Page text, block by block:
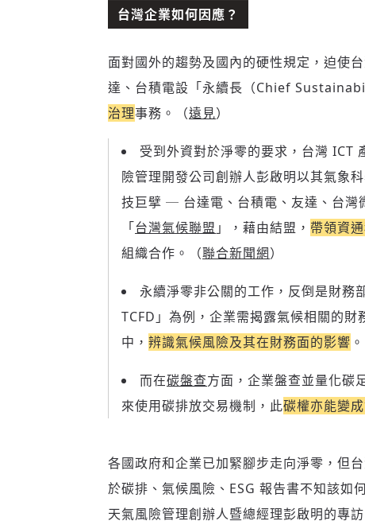
台灣企業如何因應？
面對國外的趨勢及國內的硬性規定，迫使
達、台積電設「永續長（Chief
治理事務。（遠見）
受到外資對於淨零的要求，台灣 ICT
險管理開發公司創辦人彭啟明以其氣象
技巨擘 ─ 台達電、台積電、友達、台灣
「台灣氣候聯盟 」，藉由結盟， 帶領資
組織合作。（聯合新聞網）
永續淨零非公關的工作，反倒是財務
TCFD」為例，企業需揭露氣候相關的
中， 辨識氣候風險及其在財務面的影響 。
而在碳盤查方面，企業盤查並量化碳
來使用碳排放交易機制，此碳權亦能變
各國政府和企業已加緊腳步走向淨零，但
於碳排、氣候風險、ESG 報告書不知該如
天氣風險管理創辦人暨總經理彭啟明的專